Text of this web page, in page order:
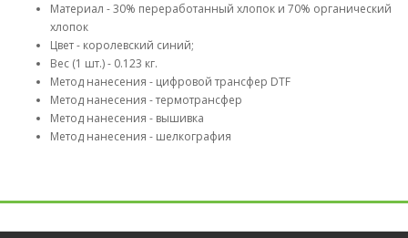
Материал - 30% переработанный хлопок и 70% органический
хлопок
Цвет - королевский синий;
Вес (1 шт.) - 0.123 кг.
Метод нанесения - цифровой трансфер DTF
Метод нанесения - термотрансфер
Метод нанесения - вышивка
Метод нанесения - шелкография